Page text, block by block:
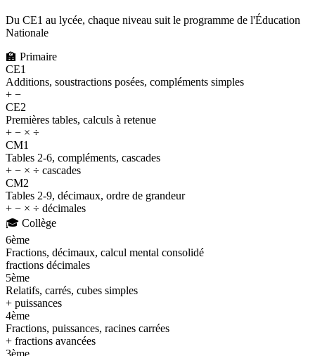
Du CE1 au lycée, chaque niveau suit le programme de l'Éducation
Nationale
🏫 Primaire
CE1
Additions, soustractions posées, compléments simples
+ −
CE2
Premières tables, calculs à retenue
+ − × ÷
CM1
Tables 2-6, compléments, cascades
+ − × ÷ cascades
CM2
Tables 2-9, décimaux, ordre de grandeur
+ − × ÷ décimales
🎓 Collège
6ème
Fractions, décimaux, calcul mental consolidé
fractions décimales
5ème
Relatifs, carrés, cubes simples
+ puissances
4ème
Fractions, puissances, racines carrées
+ fractions avancées
3ème